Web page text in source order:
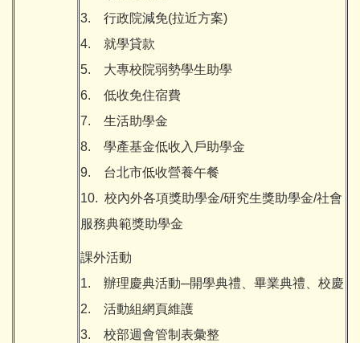
3. 行政院減免(拉近方案)
4. 就學貸款
5. 大專校院弱勢學生助學
6. 低收免住宿費
7. 生活助學金
8. 學產基金低收入戶助學金
9. 台北市低收營養午餐
10. 校內外各項獎助學金/研究生獎助學金/社會
服務典範獎助學金
課外活動
1. 辦理慶典活動─開學典禮、畢業典禮、校慶
2. 活動組網頁維護
3. 校部週會管制表彙整